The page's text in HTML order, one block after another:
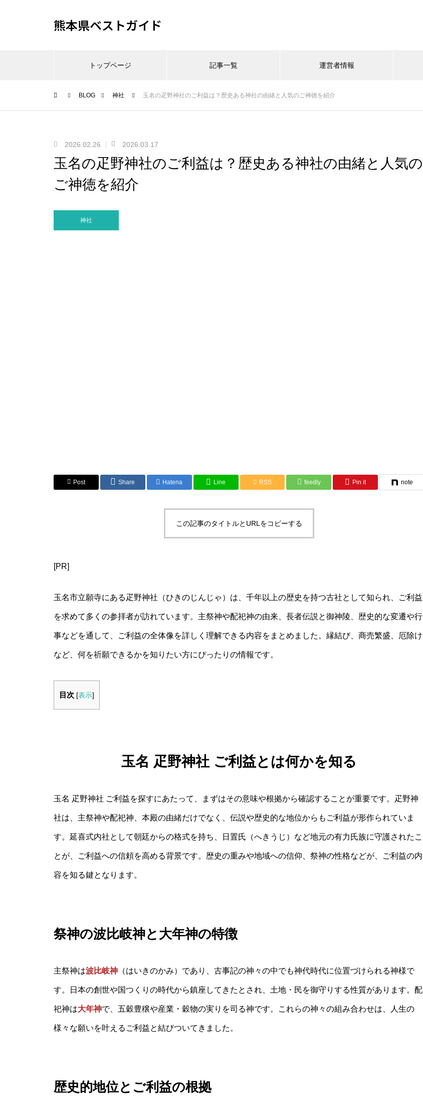
熊本県ベストガイド
トップページ 記事一覧 運営者情報
BLOG 神社 玉名の疋野神社のご利益は？歴史ある神社の由緒と人気のご神徳を紹介
2026.02.26 2026.03.17
玉名の疋野神社のご利益は？歴史ある神社の由緒と人気の
ご神徳を紹介
神社
Post Share Hatena Line RSS feedly Pin it note
この記事のタイトルとURLをコピーする
[PR]
玉名市立願寺にある疋野神社（ひきのじんじゃ）は、千年以上の歴史を持つ古社として知られ、ご利益
を求めて多くの参拝者が訪れています。主祭神や配祀神の由来、長者伝説と御神陵、歴史的な変遷や行
事などを通して、ご利益の全体像を詳しく理解できる内容をまとめました。縁結び、商売繁盛、厄除け
など、何を祈願できるかを知りたい方にぴったりの情報です。
目次 [表示]
玉名 疋野神社 ご利益とは何かを知る
玉名 疋野神社 ご利益を探すにあたって、まずはその意味や根拠から確認することが重要です。疋野神
社は、主祭神や配祀神、本殿の由緒だけでなく、伝説や歴史的な地位からもご利益が形作られていま
す。延喜式内社として朝廷からの格式を持ち、日置氏（へきうじ）など地元の有力氏族に守護されたこ
とが、ご利益への信頼を高める背景です。歴史の重みや地域への信仰、祭神の性格などが、ご利益の内
容を知る鍵となります。
祭神の波比岐神と大年神の特徴
主祭神は波比岐神 （はいきのかみ）であり、古事記の神々の中でも神代時代に位置づけられる神様で
す。日本の創世や国つくりの時代から鎮座してきたとされ、土地・民を御守りする性質があります。配
祀神は大年神で、五穀豊穣や産業・穀物の実りを司る神です。これらの神々の組み合わせは、人生の
様々な願いを叶えるご利益と結びついてきました。
歴史的地位とご利益の根拠